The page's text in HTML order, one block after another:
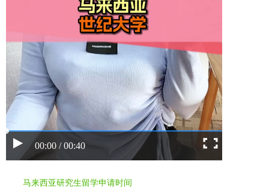
00:00 / 00:40
马来西亚研究生留学申请时间